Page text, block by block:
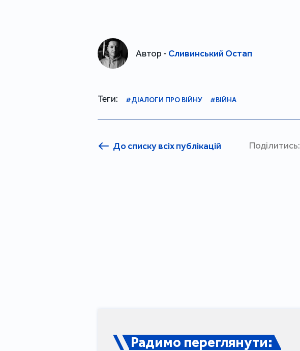
Автор - Сливинський Остап
Теги: #ДІАЛОГИ ПРО ВІЙНУ #ВІЙНА
До списку всіх публікацій Поділитись:
Радимо переглянути: